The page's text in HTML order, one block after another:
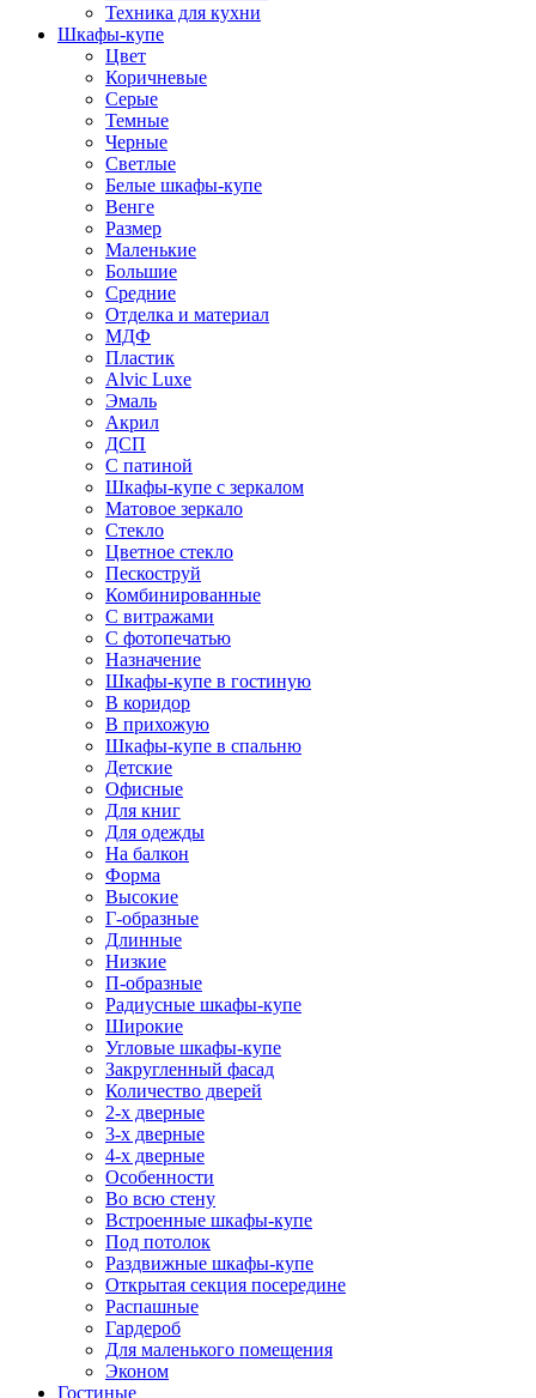
Техника для кухни
Шкафы-купе
Цвет
Коричневые
Серые
Темные
Черные
Светлые
Белые шкафы-купе
Венге
Размер
Маленькие
Большие
Средние
Отделка и материал
МДФ
Пластик
Alvic Luxe
Эмаль
Акрил
ДСП
С патиной
Шкафы-купе с зеркалом
Матовое зеркало
Стекло
Цветное стекло
Пескоструй
Комбинированные
С витражами
С фотопечатью
Назначение
Шкафы-купе в гостиную
В коридор
В прихожую
Шкафы-купе в спальню
Детские
Офисные
Для книг
Для одежды
На балкон
Форма
Высокие
Г-образные
Длинные
Низкие
П-образные
Радиусные шкафы-купе
Широкие
Угловые шкафы-купе
Закругленный фасад
Количество дверей
2-х дверные
3-х дверные
4-х дверные
Особенности
Во всю стену
Встроенные шкафы-купе
Под потолок
Раздвижные шкафы-купе
Открытая секция посередине
Распашные
Гардероб
Для маленького помещения
Эконом
Гостиные